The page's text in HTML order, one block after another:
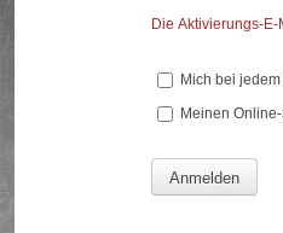
Die Aktivierungs-
Mich bei
Meinen